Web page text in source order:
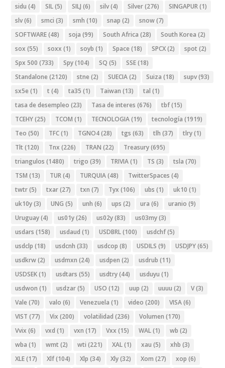
sidu (4) SIL(5) SILJ (6) silv(4) Silver(276) SINGAPUR(1)
slv(6) smci (3) smh (10) snap (2) snow(7)
SOFTWARE(48) soja (99) South Africa (28) South Korea (2)
sox (55) soxx (1) soyb (1) Space (18) SPCX(2) spot (2)
Spx 500 (733) Spy(104) SQ (5) SSE(18)
Standalone (2120) stne (2) SUECIA(2) Suiza (18) supv(93)
sx5e (1) t (4) ta35 (1) Taiwan (13) tal (1)
tasa de desempleo (23) Tasa de interes (676) tbf(15)
TCEHY(25) TCOM (1) TECNOLOGIA(19) tecnología (1919)
Teo (50) TFC(1) TGNO4(28) tgs (63) tlh (37) tlry(1)
Tlt (120) Tnx (226) TRAN (22) Treasury(695)
triangulos (1480) trigo (39) TRIVIA(1) TS (3) tsla (70)
TSM (13) TUR(4) TURQUIA(48) TwitterSpaces (4)
twtr(5) txar(27) txn (7) Tyx (106) ubs (1) uk10 (1)
uk10y(3) UNG (5) unh (6) ups (2) ura (6) uranio (9)
Uruguay(4) us01y(26) us02y(83) us03my(3)
usdars (158) usdaud (1) USDBRL(100) usdchf(5)
usdclp (18) usdcnh (33) usdcop (8) USDILS (9) USDJPY(65)
usdkrw(2) usdmxn (24) usdpen (2) usdrub (11)
USDSEK(1) usdtars (55) usdtry(44) usduyu (1)
usdwon (1) usdzar(5) USO (12) uup (2) uuuu (2) V(3)
Vale (70) valo (6) Venezuela (1) video (200) VISA(6)
VIST (77) Vix (200) volatilidad (236) Volumen (170)
Vvix (6) vxd (1) vxn (17) Vxx (15) WAL(1) wb (2)
wba (1) wmt (2) wti (221) XAL(1) xau (5) xhb (3)
XLE(17) Xlf(104) Xlp (34) Xly(32) Xom (27) xop (6)